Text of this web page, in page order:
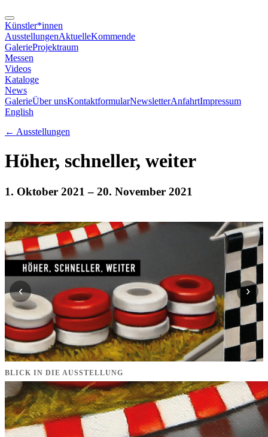
Künstler*innen
AusstellungenAktuelleKommende
GalerieProjektraum
Messen
Videos
Kataloge
News
GalerieÜber unsKontaktformularNewsletterAnfahrtImpressum
English
← Ausstellungen
Höher, schneller, weiter
1. Oktober 2021 – 20. November 2021
‹ ›
BLICK IN DIE AUSSTELLUNG